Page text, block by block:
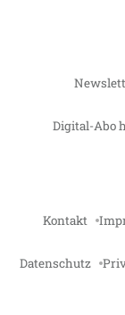
Digital-Abo
Kontakt
Datenschutz